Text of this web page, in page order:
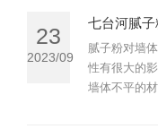
23
2023/09
七台河腻
腻子粉对墙
性有很大的
墙体不平的